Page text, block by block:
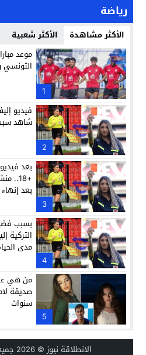
رياضة
الأكثر مشاهدة الأكثر شعبية
1
موعد
التونسي
2
شاهد
3
بعد
+18..
بعد
4
التركية
مدى
5
من هي
سنوات
الانطلاقة نيوز © 2026 جميع الحقوق محفوظة.